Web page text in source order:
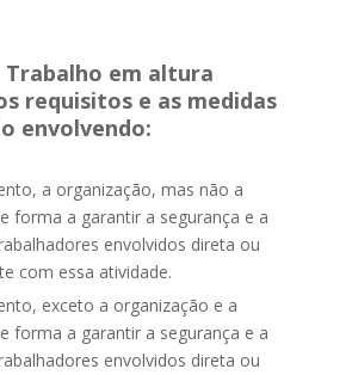
Trabalho em altura
requisitos e as medidas
envolvendo:
a organização, mas não a
forma a garantir a segurança e a
envolvidos direta ou
com essa atividade.
exceto a organização e a
forma a garantir a segurança e a
envolvidos direta ou